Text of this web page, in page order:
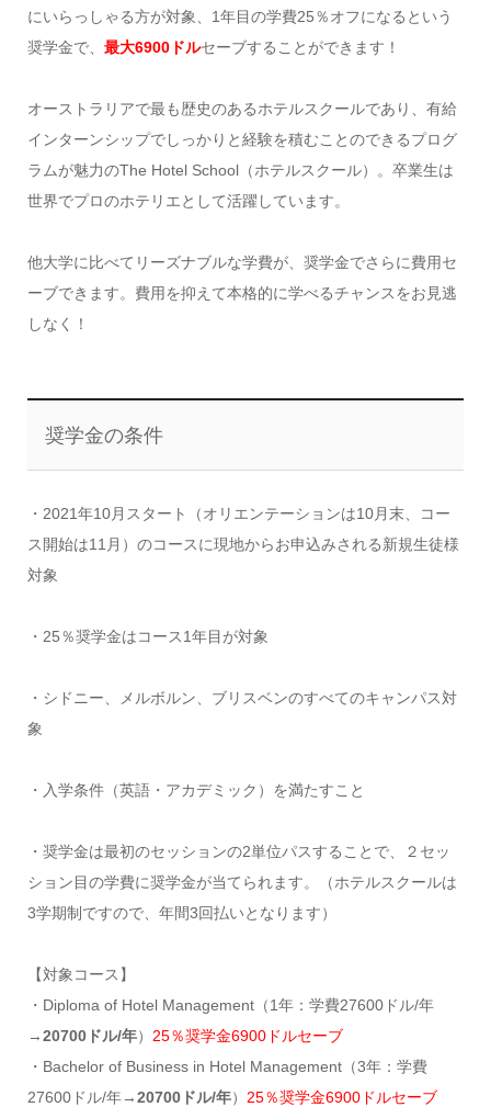
にいらっしゃる方が対象、1年目の学費25％オフになるという
奨学金で、 最大6900ドルセーブすることができます！
オーストラリアで最も歴史のあるホテルスクールであり、有給
インターンシップでしっかりと経験を積むことのできるプログ
ラムが魅力のThe Hotel School（ホテルスクール）。卒業生は
世界でプロのホテリエとして活躍しています。
他大学に比べてリーズナブルな学費が、奨学金でさらに費用セ
ーブできます。費用を抑えて本格的に学べるチャンスをお見逃
しなく！
奨学金の条件
・2021年10月スタート（オリエンテーションは10月末、コー
ス開始は11月）のコースに現地からお申込みされる新規生徒様
対象
・25％奨学金はコース1年目が対象
・シドニー、メルボルン、ブリスベンのすべてのキャンパス対
象
・入学条件（英語・アカデミック）を満たすこと
・奨学金は最初のセッションの2単位パスすることで、２セッ
ション目の学費に奨学金が当てられます。（ホテルスクールは
3学期制ですので、年間3回払いとなります）
【対象コース】
・Diploma of Hotel Management（1年：学費27600ドル/年
→20700ドル/年） 25％奨学金6900ドルセーブ
・Bachelor of Business in Hotel Management（3年：学費
27600ドル/年→20700ドル/年） 25％奨学金6900ドルセーブ